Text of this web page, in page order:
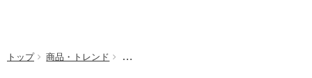
トップ 商品・トレンド 【設備特集2025】関電エネルギーソリューシ